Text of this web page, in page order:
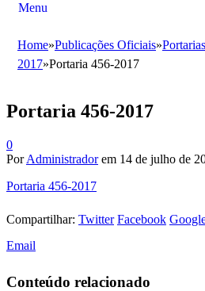
Menu
Home»Publicações Oficiais»Portarias
2017»Portaria 456-2017
Portaria 456-2017
0
PorAdministrador em 14 de julho de
Portaria 456-2017
Compartilhar: Twitter Facebook
Email
Conteúdo relacionado